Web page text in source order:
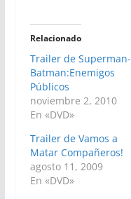
Relacionado
Trailer de Superman-
Batman:Enemigos
Públicos
noviembre 2, 2010
En «DVD»
Trailer de Vamos a
Matar Compañeros!
agosto 11, 2009
En «DVD»